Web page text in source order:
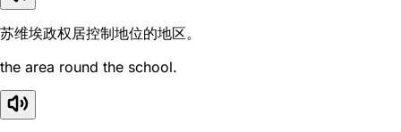
苏维埃政权居控制地位的地区。
the area round the school.